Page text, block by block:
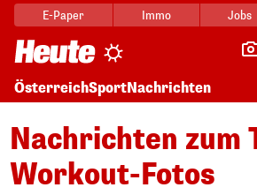
E-Paper Immo Jobs
ÖsterreichSportNachrichten
Nachrichten zum
Workout-Fotos